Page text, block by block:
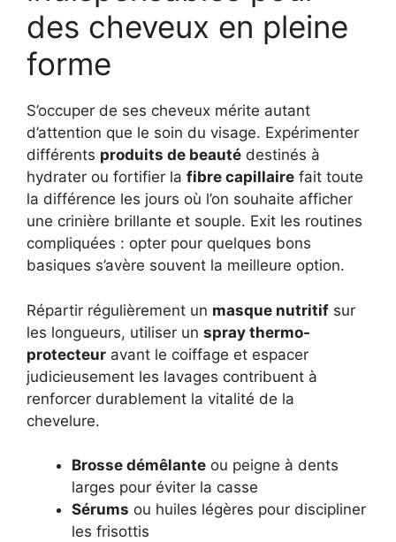
des cheveux en pleine
forme
S’occuper de ses cheveux mérite autant
d’attention que le soin du visage. Expérimenter
différents produits de beauté destinés à
hydrater ou fortifier la fibre capillaire fait toute
la différence les jours où l’on souhaite afficher
une crinière brillante et souple. Exit les routines
compliquées : opter pour quelques bons
basiques s’avère souvent la meilleure option.
Répartir régulièrement un masque nutritif sur
les longueurs, utiliser un spray thermo-
protecteur avant le coiffage et espacer
judicieusement les lavages contribuent à
renforcer durablement la vitalité de la
chevelure.
Brosse démêlante ou peigne à dents
larges pour éviter la casse
Sérums ou huiles légères pour discipliner
les frisottis